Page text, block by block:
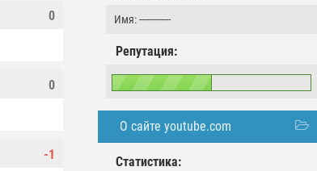
Имя: -------------
Репутация:
О сайте youtube.com
Статистика:
0
0
-1